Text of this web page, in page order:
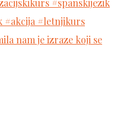
nam je izraze koji se